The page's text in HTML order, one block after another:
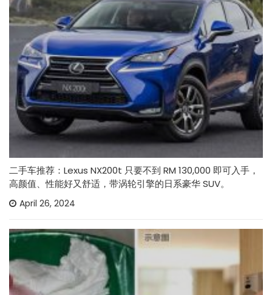
二手车推荐：Lexus NX200t 只要不到 RM 130,000 即可入手，
高颜值、性能好又舒适，带涡轮引擎的日系豪华 SUV。
April 26, 2024